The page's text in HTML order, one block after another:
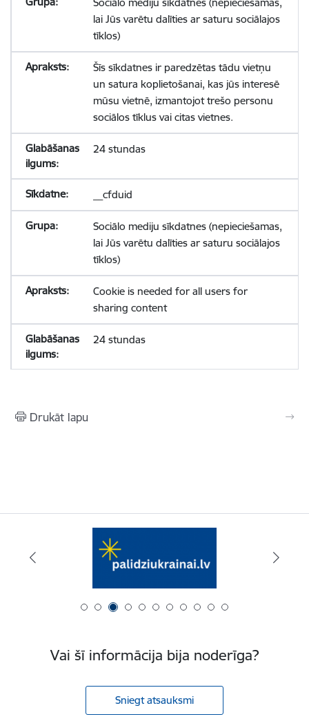
lai Jūs varētu dalīties ar saturu sociālajos
tīklos)
Šīs sīkdatnes ir paredzētas tādu vietņu
un satura koplietošanai, kas jūs interesē
mūsu vietnē, izmantojot trešo personu
sociālos tīklus vai citas vietnes.
24 stundas
__cfduid
Sociālo mediju sīkdatnes (nepieciešamas,
lai Jūs varētu dalīties ar saturu sociālajos
tīklos)
Cookie is needed for all users for
sharing content
24 stundas
Drukāt lapu
Vai šī informācija bija noderīga?
Sniegt atsauksmi